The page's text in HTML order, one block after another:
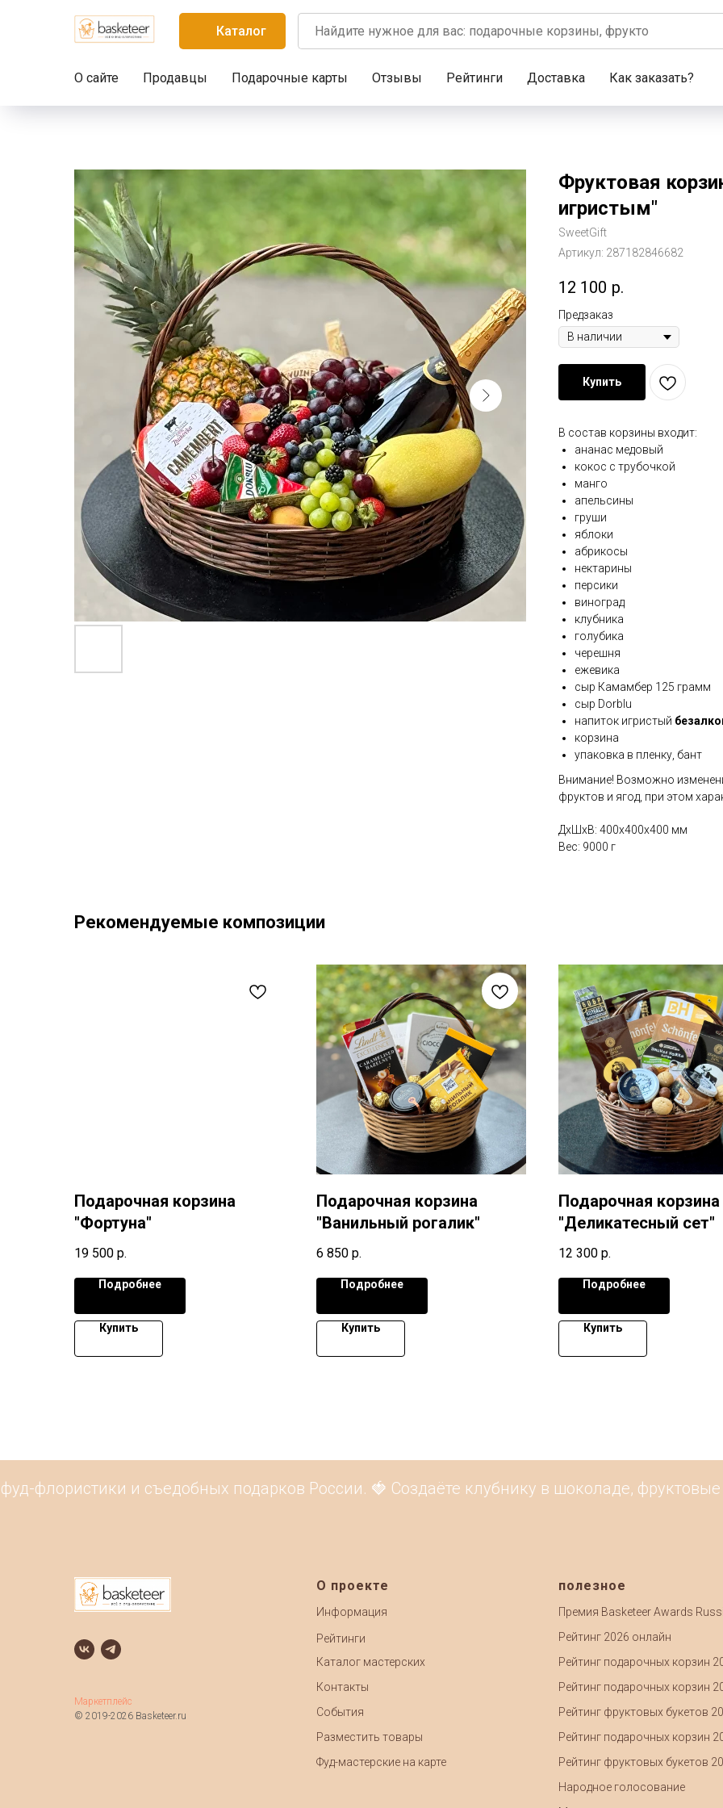
Каталог
О сайте Продавцы Подарочные карты Отзывы Рейтинги Доставка Как заказать?
Фруктовая
игристым"
SweetGift
Артикул: 287182846682
12 100 р.
Предзаказ
Купить
В состав корзины входит:
ананас медовый
кокос с трубочкой
манго
апельсины
груши
яблоки
абрикосы
нектарины
персики
виноград
клубника
голубика
черешня
ежевика
сыр Камамбер 125 грамм
сыр Dorblu
напиток игристый
корзина
упаковка в пленку, бант
Внимание! Возможно
фруктов и ягод, при этом
ДxШxВ: 400x400x400 мм
Вес: 9000 г
Рекомендуемые композиции
Подарочная корзина
"Фортуна"
19 500 р.
Подробнее
Купить
Подарочная корзина
"Ванильный рогалик"
6 850 р.
Подробнее
Купить
Подарочная корзина
"Деликатесный сет"
12 300 р.
Подробнее
Купить
и съедобных подарков России. 🍓 Создаёте клубнику в шоколаде,
Маркетплейс
© 2019-2026 Basketeer.ru
О проекте
Информация
Рейтинги
Каталог мастерских
Контакты
События
Разместить товары
Фуд-мастерские на карте
полезное
Премия Basketeer Awards
Рейтинг 2026 онлайн
Рейтинг подарочных корзин
Рейтинг подарочных корзин
Рейтинг фруктовых букетов
Рейтинг подарочных корзин
Рейтинг фруктовых букетов
Народное голосование